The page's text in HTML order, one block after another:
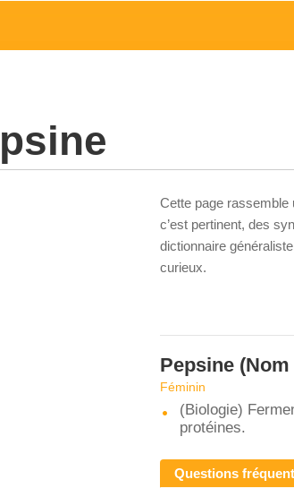
Cette page rassemble
c’est pertinent, des
dictionnaire
curieux.
Pepsine
Féminin
(Biologie)
protéines.
Questions